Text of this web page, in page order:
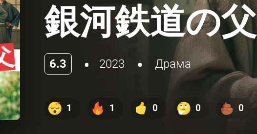
銀河鉄道の父
6.3 2023 Драма
1 1 0 0 0